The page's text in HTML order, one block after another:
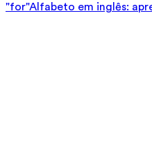
"for"Alfabeto em inglês: